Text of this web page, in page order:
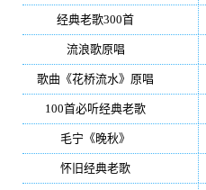
经典老歌300首
流浪歌原唱
歌曲《花桥流水》原唱
100首必听经典老歌
毛宁《晚秋》
怀旧经典老歌